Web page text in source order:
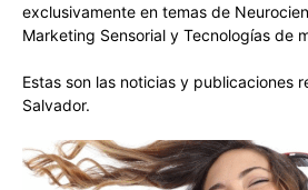
exclusivamente en temas de
Marketing Sensorial y Tecnologías de
Estas son las noticias y publicaciones
Salvador.